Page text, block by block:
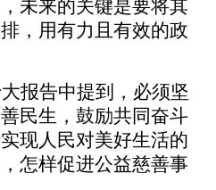
，用有力且有效的政
报告中提到，必须坚
民生，鼓励共同奋斗
现人民对美好生活的
怎样促进公益慈善事